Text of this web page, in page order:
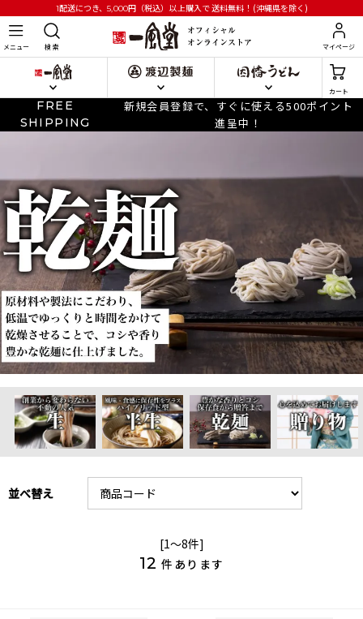
1配送につき、5,000円 （税込）以上購入で送料無料！(沖縄県を除く)
メニュー 検 索 マイページ
カート
FREE
SHIPPING
新規会員登録で、すぐに使える500ポイント
進呈中！
並べ替え
[1～8件]
12 件あります